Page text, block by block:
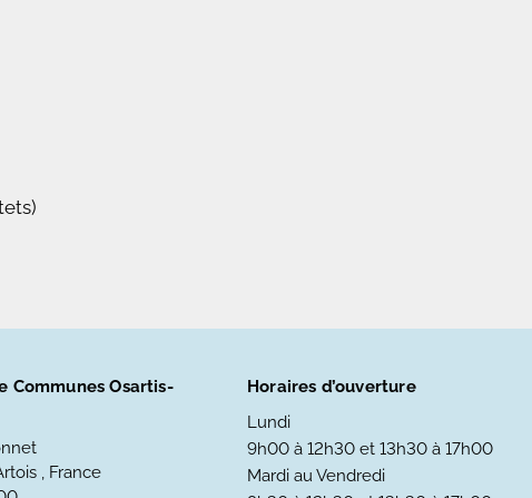
Communes Osartis-
, France
Horaires d’ouverture
Lundi
9h00 à 12h30 et 13h30 à 17h00
Mardi au Vendredi